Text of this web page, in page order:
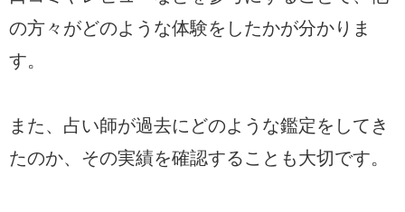
の方々がどのような体験をしたかが分かりま
す。
また、占い師が過去にどのような鑑定をしてき
たのか、その実績を確認することも大切です。